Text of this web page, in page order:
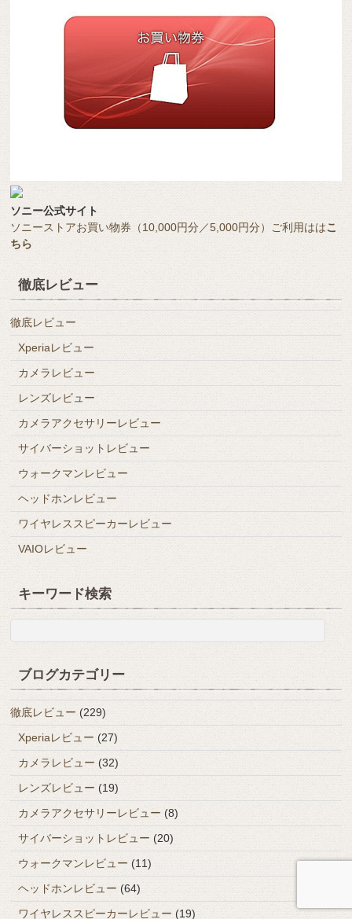
ソニー公式サイト
ソニーストアお買い物券（10,000円分／5,000円分）ご利用ははこ
ちら
徹底レビュー
徹底レビュー
Xperiaレビュー
カメラレビュー
レンズレビュー
カメラアクセサリーレビュー
サイバーショットレビュー
ウォークマンレビュー
ヘッドホンレビュー
ワイヤレススピーカーレビュー
VAIOレビュー
キーワード検索
ブログカテゴリー
徹底レビュー (229)
Xperiaレビュー (27)
カメラレビュー (32)
レンズレビュー (19)
カメラアクセサリーレビュー (8)
サイバーショットレビュー (20)
ウォークマンレビュー (11)
ヘッドホンレビュー (64)
ワイヤレススピーカーレビュー (19)